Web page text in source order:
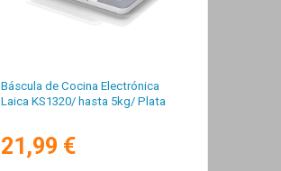
Báscula de Cocina Electrónica
Laica KS1320/ hasta 5kg/ Plata
21,99 €